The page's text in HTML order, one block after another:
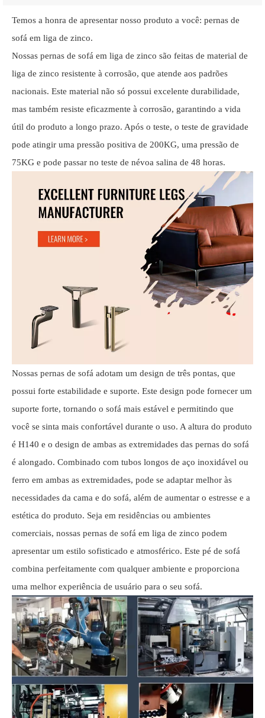
Temos a honra de apresentar nosso produto a você: pernas de
sofá em liga de zinco.
Nossas pernas de sofá em liga de zinco são feitas de material de
liga de zinco resistente à corrosão, que atende aos padrões
nacionais. Este material não só possui excelente durabilidade,
mas também resiste eficazmente à corrosão, garantindo a vida
útil do produto a longo prazo. Após o teste, o teste de gravidade
pode atingir uma pressão positiva de 200KG, uma pressão de
75KG e pode passar no teste de névoa salina de 48 horas.
Nossas pernas de sofá adotam um design de três pontas, que
possui forte estabilidade e suporte. Este design pode fornecer um
suporte forte, tornando o sofá mais estável e permitindo que
você se sinta mais confortável durante o uso. A altura do produto
é H140 e o design de ambas as extremidades das pernas do sofá
é alongado. Combinado com tubos longos de aço inoxidável ou
ferro em ambas as extremidades, pode se adaptar melhor às
necessidades da cama e do sofá, além de aumentar o estresse e a
estética do produto. Seja em residências ou ambientes
comerciais, nossas pernas de sofá em liga de zinco podem
apresentar um estilo sofisticado e atmosférico. Este pé de sofá
combina perfeitamente com qualquer ambiente e proporciona
uma melhor experiência de usuário para o seu sofá.